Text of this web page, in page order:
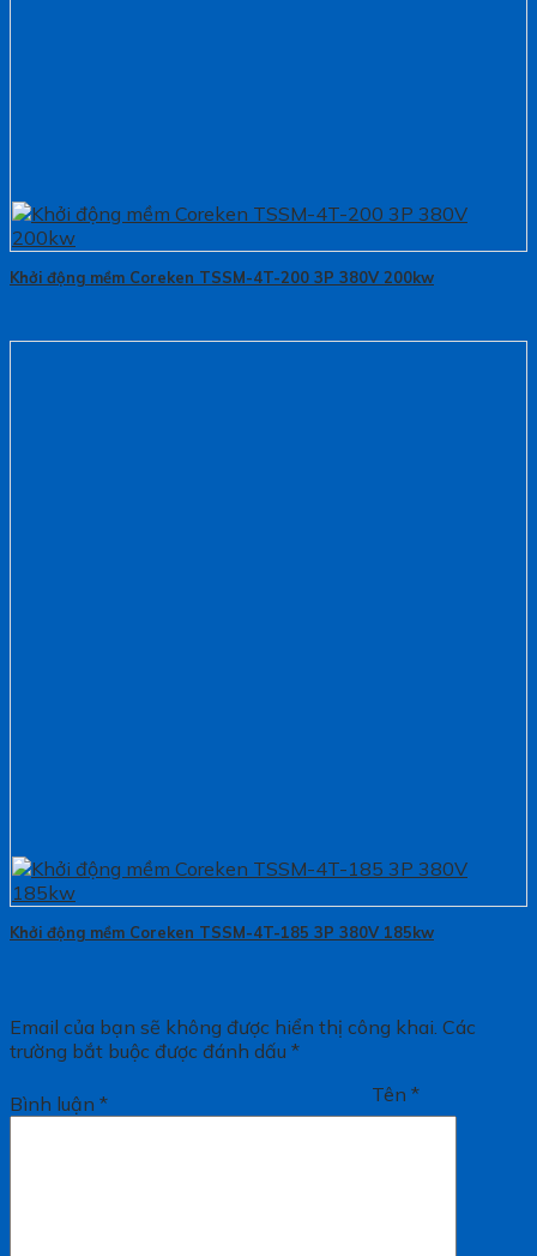
Khởi động mềm Coreken TSSM-4T-200 3P 380V 200kw
Khởi động mềm Coreken TSSM-4T-185 3P 380V 185kw
Email của bạn sẽ không được hiển thị công khai. Các
trường bắt buộc được đánh dấu *
Bình luận * Tên*